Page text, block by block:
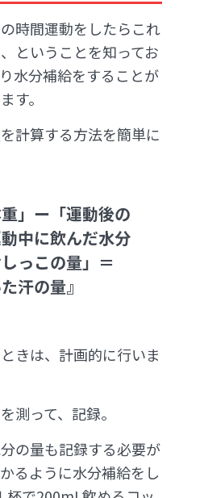
時間運動をしたらこれ
ということを知ってお
水分補給をすることが
す。
計算する方法を簡単に
重」ー「運動後の
中に飲んだ水分
っこの量」＝
汗の量』
きは、計画的に行いま
測って、記録。
の量も記録する必要が
るように水分補給をし